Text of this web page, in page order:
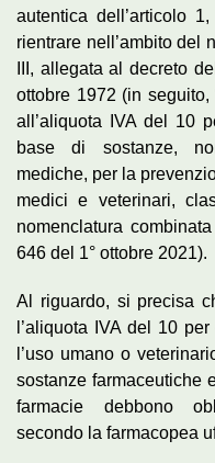
autentica dell’articolo
rientrare nell’ambito del
III, allegata al decreto
ottobre 1972 (in seguito,
all’aliquota IVA del 10
base di sostanze,
mediche, per la
medici e veterinari,
nomenclatura
646 del 1° ottobre 2021).
Al riguardo, si precisa
l’aliquota IVA del 10
l’uso umano o
sostanze farmaceutiche
farmacie debbono
secondo la farmacopea